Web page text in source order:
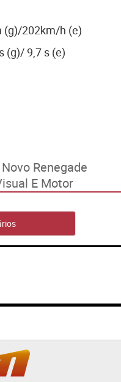
(g)/202km/h (e)
(g)/ 9,7 s (e)
Renegade
E Motor